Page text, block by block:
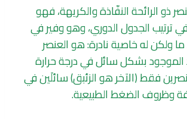
ذو الرائحة النفّاذة والكريهة، فهو
رقم 35 في ترتيب الجدول الدوري، وهو وفير في
ولكن له خاصية نادرة: هو العنصر
الموجود بشكل سائل في درجة حرارة
فقط (الآخر هو الزئبق) سائلَين في
وظروف الضغط الطبيعية.